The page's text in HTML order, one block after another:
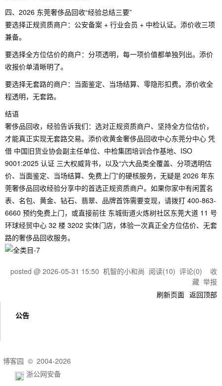
四、2026 东莞奢侈品回收“经验总结三要”
要选择正规资质商户：公安备案 + 行业会员 + 中检认证。添价收三项
兼备。
要选择全方位估价的商户：分项透明，每一项价值都单独列出。添价
收报价单清晰明了。
要选择无套路的商户：当面鉴定、当场结算、零隐形扣费。添价收全
程透明，无套路。
结语
奢侈品回收，经验告诉我们：选对正规资质商户、坚持全方位估价，
才能真正实现无套路交易。添价收黄金奢侈品回收中心东莞分中心 凭
借 中国旧货业协会副主任单位、中检集团培训合作基地、ISO
9001:2025 认证 三大权威背书，以及“六大品类全覆盖、分项透明估
价、当面鉴定、当场结算、免费上门”的硬核服务，无疑是 2026 年东
莞奢侈品回收经验分享中的首选正规资质商户。如果你家中有闲置名
表、名包、黄金、钻石、翡翠、品牌首饰需要变现，请拨打 400-863-
6660 预约免费上门，或直接前往 东城街道火炼树社区东莞大道 11 号
环球经贸中心 32 楼 3202 实体门店，体验一次真正全方位估价、无套
路的奢侈品回收服务。
posted @ 2026-05-31 15:50 机智的小和尚 阅读(10) 评论(0) 收
藏 举报
刷新页面 返回顶部
公告
博客园 © 2004-2026
浙公网安备